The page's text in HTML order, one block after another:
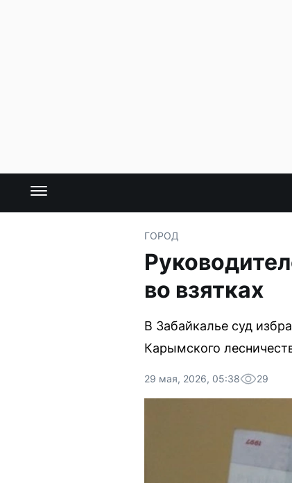
ГОРОД
во взятках
В Забайкалье суд
Карымского
29 мая, 2026, 05:38 29